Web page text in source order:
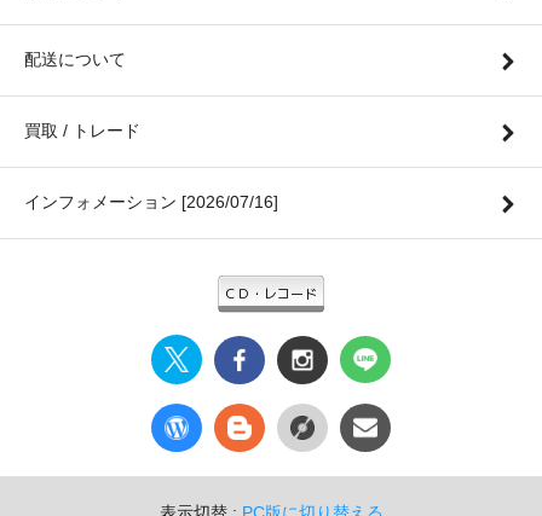
配送について
買取 / トレード
インフォメーション [2026/07/16]
表示切替 : PC版に切り替える